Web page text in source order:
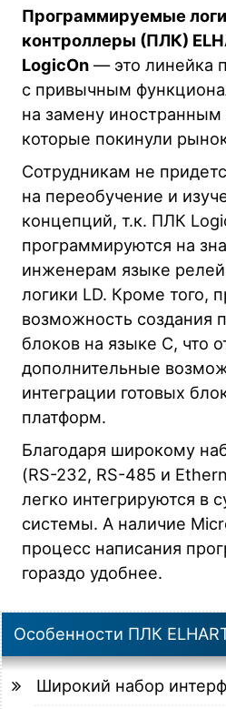
LogicOn CPU 16/16R AC
ПЛК 16 вх. (PNP/NPN, 6 шт. до
60кГц)/16 вых. (реле 3А), до 8
~220VAC, встроен. БП 24VDC
COM1/COM2(RS232/RS485),
(только Modbus TCP Slave),
LogicOn CPU 24/24R AC
ПЛК 24 вх. (PNP/NPN, 6 шт. до
60кГц)/24 вых. (реле 3А), до 8
~220VAC, встроен. БП 24VDC
COM1/COM2(RS232/RS485),
(только Modbus TCP Slave),
Программируемые
контроллеры (ПЛК)
LogicOn— это линейка
с привычным
на замену
которые покинули
Сотрудникам не
на переобучение и
концепций, т.к. ПЛК
программируются на
инженерам языке
логики LD. Кроме того,
возможность создания
блоков на языке C, что
дополнительные
интеграции готовых
платформ.
Благодаря широкому
(RS-232, RS-485 и
легко интегрируются в
системы. А наличие
процесс написания
гораздо удобнее.
Особенности ПЛК
Широкий набор